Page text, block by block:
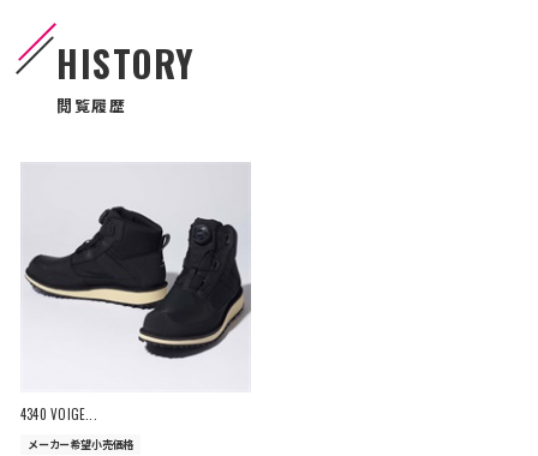
HISTORY
閲覧履歴
4340 VOIGE...
メーカー希望小売価格